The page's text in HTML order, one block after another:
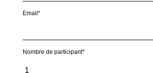
Email*
Nombre de participant*